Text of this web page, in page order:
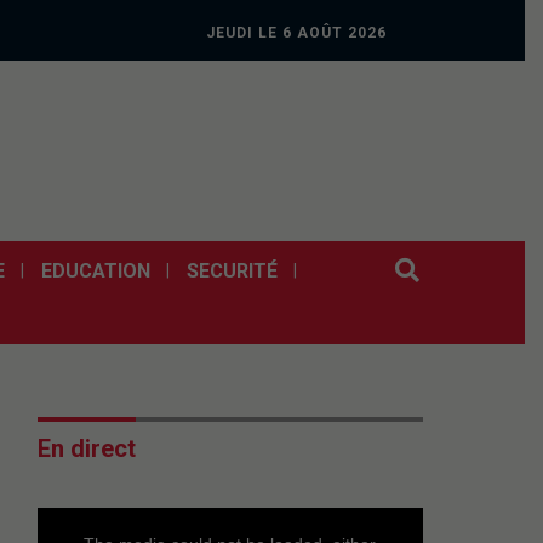
JEUDI LE 6 AOÛT 2026
EDUCATION SECURITÉ
En direct